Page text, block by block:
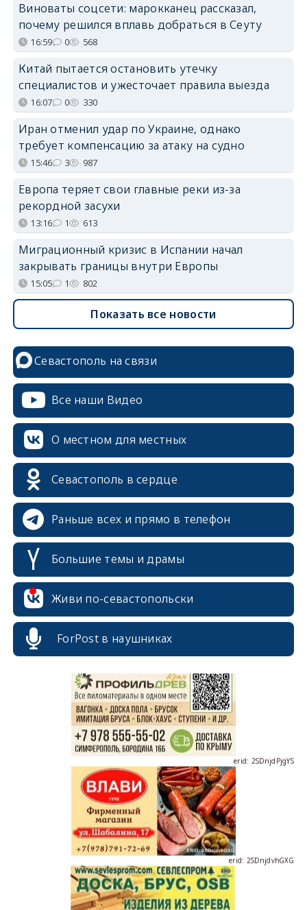
Виноваты соцсети: марокканец рассказал,
почему решился вплавь добраться в Сеуту
16:59 0 568
Китай пытается остановить утечку
специалистов и ужесточает правила выезда
16:07 0 330
Иран отменил удар по Украине, однако
требует компенсацию за атаку на судно
15:46 3 987
Европа теряет свои главные реки из-за
рекордной засухи
13:16 1 613
Миграционный кризис в Испании начал
закрывать границы внутри Европы
15:05 1 802
Показать все новости
Севастополь на связи
Все наши Видео
О местном для местных
Севастополь в сердце
Раньше всех и прямо в телефон
Большие темы и драмы
Живи по-севастопольски
ForPost в наушниках
erid: 2SDnjcrDNw6
erid: 2SDnjdPjgYS
erid: 2SDnjdvhGXG